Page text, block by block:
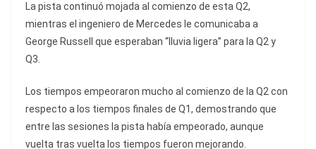
La pista continuó mojada al comienzo de esta Q2,
mientras el ingeniero de Mercedes le comunicaba a
George Russell que esperaban “lluvia ligera” para la Q2 y
Q3.
Los tiempos empeoraron mucho al comienzo de la Q2 con
respecto a los tiempos finales de Q1, demostrando que
entre las sesiones la pista había empeorado, aunque
vuelta tras vuelta los tiempos fueron mejorando.